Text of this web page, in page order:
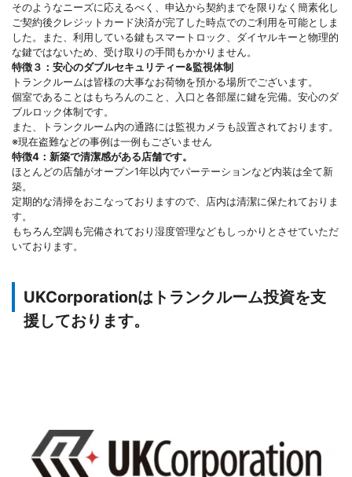
そのようなニーズに応えるべく、申込から契約までを限りなく簡素化し
ご契約後クレジットカード決済が完了した時点でのご利用を可能としま
した。また、利用している鍵もスマートロック、ダイヤルキーと物理的
な鍵ではないため、受け取りの手間もかかりません。
特徴３：安心のダブルセキュリティー&監視体制
トランクルームは皆様の大事なお荷物を預かる場所でございます。
個室であることはもちろんのこと、入口と各部屋に鍵を完備。安心のダ
ブルロック体制です。
また、トランクルーム内の通路には監視カメラも設置されております。
※現在盗難などの事例は一例もございません
特徴4：新築で清潔感がある店舗です。
ほとんどの店舗がオープン1年以内でパーテーションなど内装は全て新
築。
定期的な清掃をおこなっておりますので、店内は清潔に保たれておりま
す。
もちろん空調も完備されており湿度管理などもしっかりとさせていただ
いております。
UKCorporationはトランクルーム投資を支
援しております。